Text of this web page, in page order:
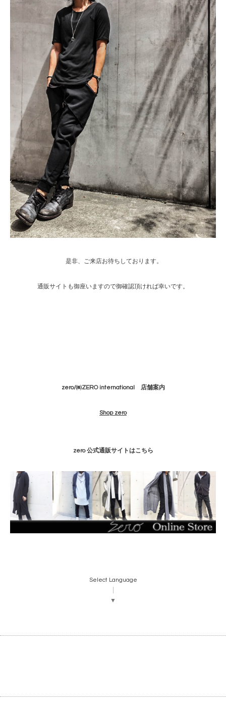
是非、ご来店お待ちしております。
通販サイトも御座いますので御確認頂ければ幸いです。
zero/㈱ZERO international 店舗案内
Shop zero
zero 公式通販サイトはこちら
Select Language
▼